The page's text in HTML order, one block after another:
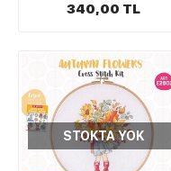
340,00 TL
STOKTA YOK